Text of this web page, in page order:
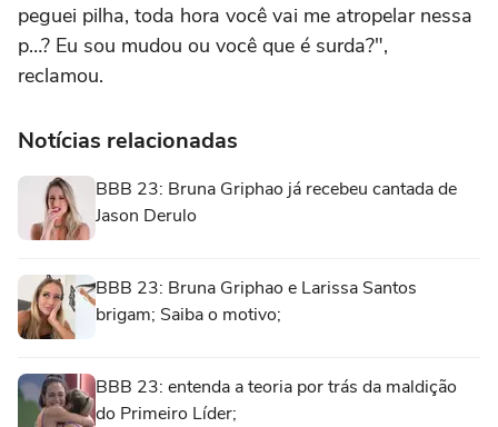
peguei pilha, toda hora você vai me atropelar nessa
p…? Eu sou mudou ou você que é surda?",
reclamou.
Notícias relacionadas
BBB 23: Bruna Griphao já recebeu cantada de
Jason Derulo
BBB 23: Bruna Griphao e Larissa Santos
brigam; Saiba o motivo;
BBB 23: entenda a teoria por trás da maldição
do Primeiro Líder;